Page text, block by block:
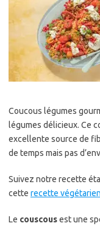
Coucous légumes
légumes délicieux. Ce
excellente source de
de temps mais pas
Suivez notre recette
cette recette
Le couscousest une